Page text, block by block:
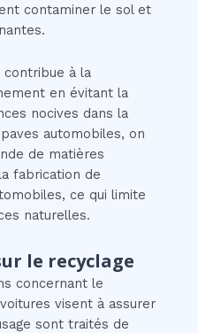
contaminer le sol et
contribue à la
en évitant la
nocives dans la
automobiles, on
de matières
fabrication de
ce qui limite
naturelles.
le recyclage
concernant le
visent à assurer
sont traités de